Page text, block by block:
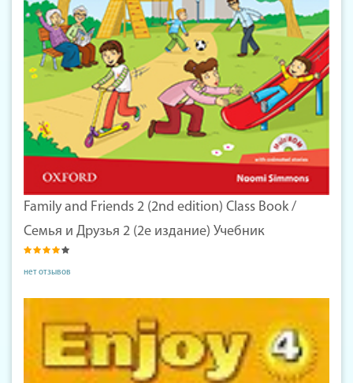
Family and Friends 2 (2nd edition) Class Book /
Семья и Друзья 2 (2е издание) Учебник
нет отзывов